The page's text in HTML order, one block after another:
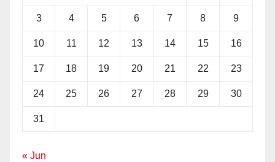
3 4 5 6 7 8 9
10 11 12 13 14 15 16
17 18 19 20 21 22 23
24 25 26 27 28 29 30
31
« Jun